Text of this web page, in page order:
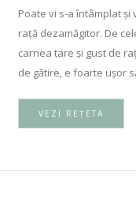
Poate vi s-a întâmplat
rață dezamăgitor. De
carnea tare și gust de
de gătire, e foarte ușor
VEZI REȚETA